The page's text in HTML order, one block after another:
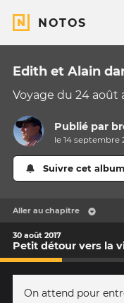
NOTOS
Edith et Alain
Voyage du 24 août
Publié par
le 14 septembre
Suivre cet album
Aller au chapitre
30 août 2017
Petit détour vers la
On attend pour